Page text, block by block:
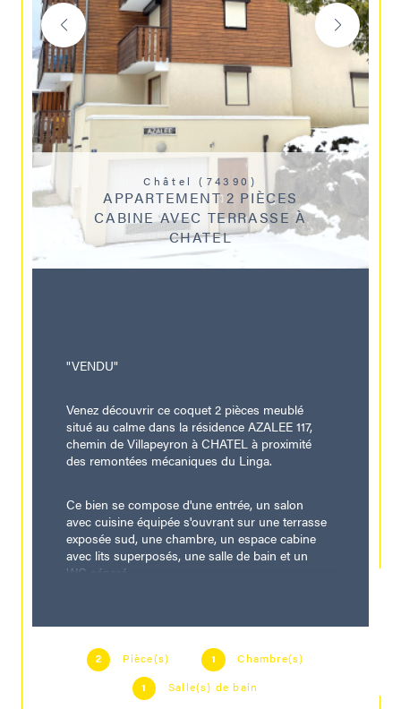
Châtel (74390)
APPARTEMENT 2 PIÈCES
CABINE AVEC TERRASSE À
CHATEL
2 Pièce(s) 1 Chambre(s)
1 Salle(s) de bain
"VENDU"
Venez découvrir ce coquet 2 pièces meublé
situé au calme dans la résidence AZALEE 117,
chemin de Villapeyron à CHATEL à proximité
des remontées mécaniques du Linga.
Ce bien se compose d'une entrée, un salon
avec cuisine équipée s'ouvrant sur une terrasse
exposée sud, une chambre, un espace cabine
avec lits superposés, une salle de bain et un
WC séparé.
Chauffage individuel électrique. Consommation
énergétique : E/318 Kwh/m²/an, émission de